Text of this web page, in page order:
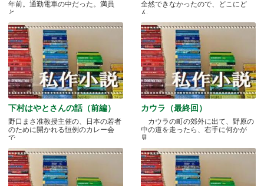
年前。通勤電車の中だった。満員
と.....
全然できなかったので、どこにど
ん.....
下村はやとさんの話（前編）
野口まさ准教授主催の、日本の若者
のために開かれる恒例のカレー会
で.....
カウラ（最終回）
カウラの町の郊外に出て、野原の
中の道を走ったら、右手に何かが
見.....